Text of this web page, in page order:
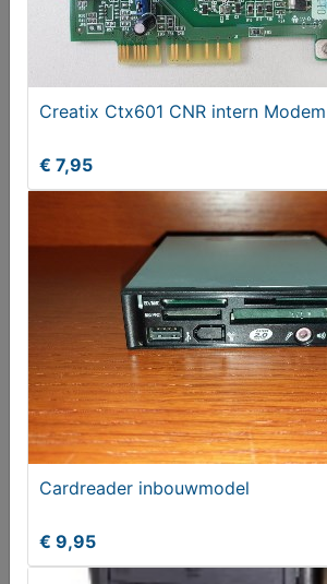
DELL laptop parallel-2-floppy kabel
€ 5,95
Creatix Ctx601 CNR intern Modem
€ 7,95
Cardreader inbouwmodel
€ 9,95